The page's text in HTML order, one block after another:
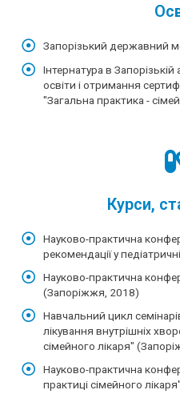
Запорізький державний
Інтернатура в
освіти і отримання
"Загальна практика -
Курси,
Науково-практична
рекомендації у
Науково-практична
(Запоріжжя, 2018)
Навчальний цикл
лікування внутрішніх
сімейного лікаря"
Науково-практична
практиці сімейного